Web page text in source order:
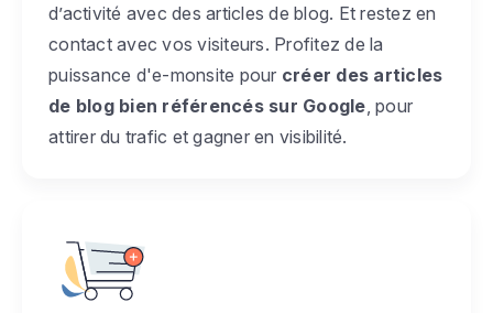
d’activité avec des articles de blog. Et restez en
contact avec vos visiteurs. Profitez de la
puissance d'e-monsite pour créer des articles
de blog bien référencés sur Google , pour
attirer du trafic et gagner en visibilité.